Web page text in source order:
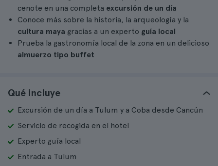
cenote en una completa excursión de un día
Conoce más sobre la historia, la arqueología y la
cultura maya gracias a un experto guía local
Prueba la gastronomía local de la zona en un delicioso
almuerzo tipo buffet
Qué incluye
Excursión de un día a Tulum y a Coba desde Cancún
Servicio de recogida en el hotel
Experto guía local
Entrada a Tulum